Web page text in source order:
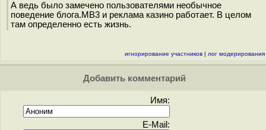
А ведь было замечено пользователями необычное
поведение блога.МВ3 и реклама казино работает. В целом
там определенно есть жизнь.
игнорирование участников | лог модерирования
Добавить комментарий
Имя:
E-Mail: